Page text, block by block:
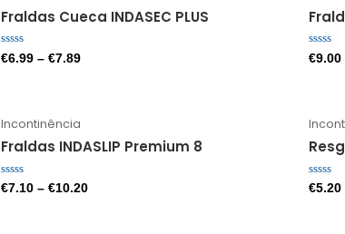
Fraldas Cueca INDASEC PLUS
Avaliação
0
€6.99 –€7.89
0
€9.00
Incontinência
Fraldas INDASLIP Premium 8
Avaliação
€7.10 –€10.20 €5.20